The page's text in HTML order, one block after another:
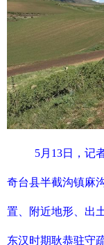
5月13日，记
奇台县半截沟镇麻
置、附近地形、出
东汉时期耿恭驻守